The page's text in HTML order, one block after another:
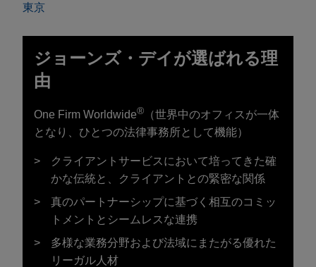
東京
ジョーンズ・デイが選ばれる理
由
One Firm Worldwide® （世界中のオフィスが一体
となり、ひとつの法律事務所として機能）
クライアントサービスにおいて培ってきた確
かな伝統と、クライアントとの緊密な関係
真のパートナーシップに基づく相互のコミッ
トメントとシームレスな連携
多様な業務分野および法域にまたがる優れた
リーガル人材